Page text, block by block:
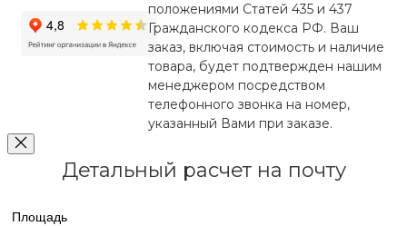
положениями Статей 435 и 437
Гражданского кодекса РФ. Ваш
заказ, включая стоимость и наличие
товара, будет подтвержден нашим
менеджером посредством
телефонного звонка на номер,
указанный Вами при заказе.
Детальный расчет на почту
Площадь